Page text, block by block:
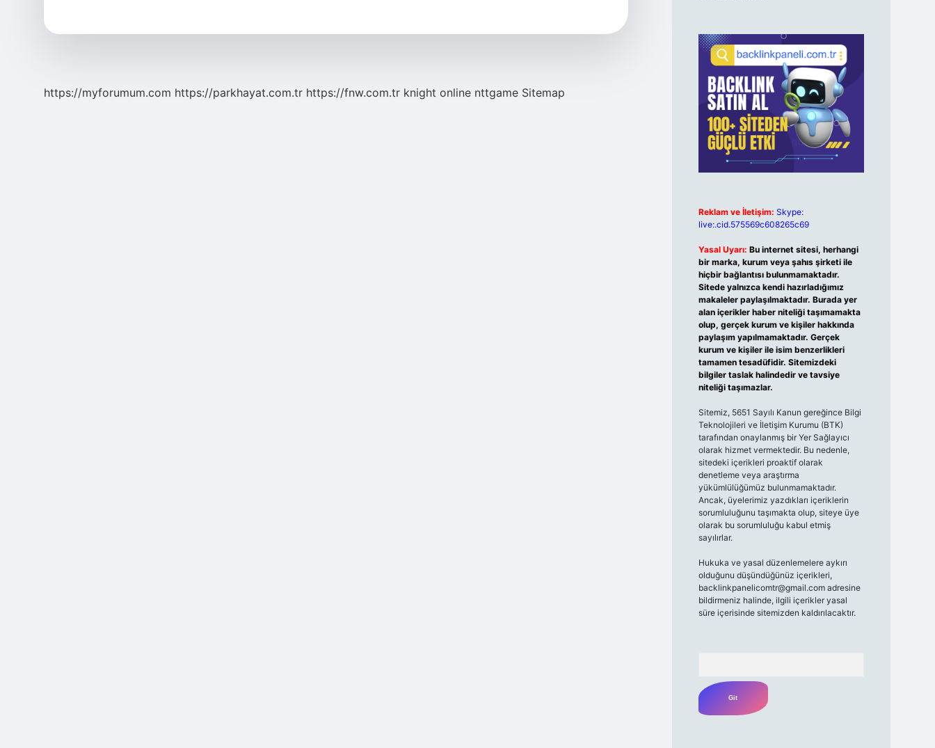
https://myforumum.com https://parkhayat.com.tr https://fnw.com.tr knight online nttgame Sitemap
Reklam ve İletişim: Skype:
live:.cid.575569c608265c69
Yasal Uyarı: Bu internet sitesi, herhangi
bir marka, kurum veya şahıs şirketi ile
hiçbir bağlantısı bulunmamaktadır.
Sitede yalnızca kendi hazırladığımız
makaleler paylaşılmaktadır. Burada yer
alan içerikler haber niteliği taşımamakta
olup, gerçek kurum ve kişiler hakkında
paylaşım yapılmamaktadır. Gerçek
kurum ve kişiler ile isim benzerlikleri
tamamen tesadüfidir. Sitemizdeki
bilgiler taslak halindedir ve tavsiye
niteliği taşımazlar.
Sitemiz, 5651 Sayılı Kanun gereğince Bilgi
Teknolojileri ve İletişim Kurumu (BTK)
tarafından onaylanmış bir Yer Sağlayıcı
olarak hizmet vermektedir. Bu nedenle,
sitedeki içerikleri proaktif olarak
denetleme veya araştırma
yükümlülüğümüz bulunmamaktadır.
Ancak, üyelerimiz yazdıkları içeriklerin
sorumluluğunu taşımakta olup, siteye üye
olarak bu sorumluluğu kabul etmiş
sayılırlar.
Hukuka ve yasal düzenlemelere aykırı
olduğunu düşündüğünüz içerikleri,
backlinkpanelicomtr@gmail.comadresine
bildirmeniz halinde, ilgili içerikler yasal
süre içerisinde sitemizden kaldırılacaktır.